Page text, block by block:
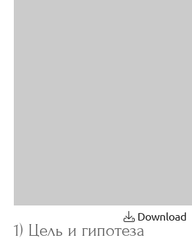
Download
1) Цель и гипотеза